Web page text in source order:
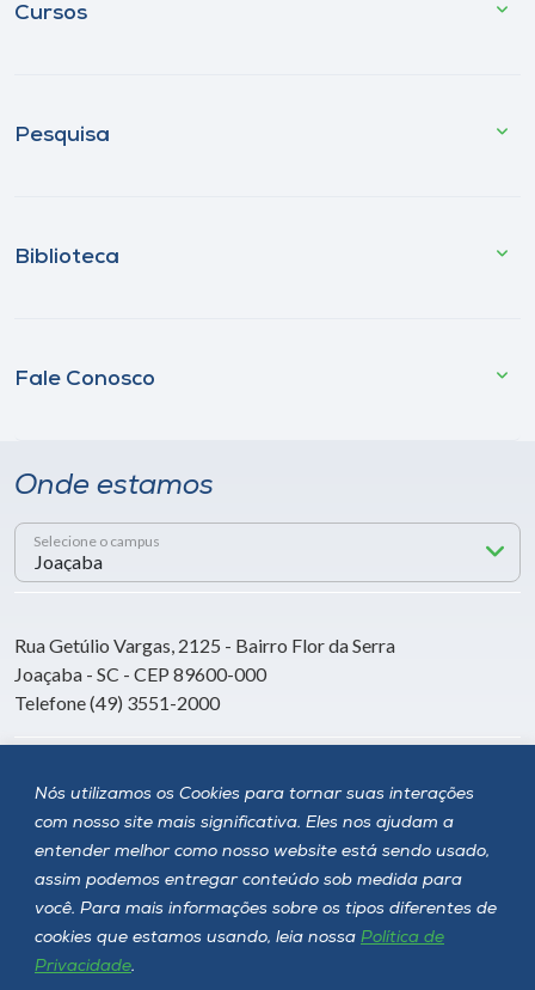
Nós utilizamos os Cookies para tornar suas interações
com nosso site mais significativa. Eles nos ajudam a
entender melhor como nosso website está sendo usado,
assim podemos entregar conteúdo sob medida para
você. Para mais informações sobre os tipos diferentes de
cookies que estamos usando, leia nossa Política de
Privacidade.
Cursos
Pesquisa
Biblioteca
Fale Conosco
Onde estamos
Selecione o campus
Rua Getúlio Vargas, 2125 - Bairro Flor da Serra
Joaçaba - SC - CEP 89600-000
Telefone (49) 3551-2000
Siga a Unoesc